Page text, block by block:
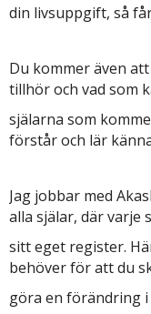
din livsuppgift, så
Du kommer även
tillhör och vad som
själarna som
förstår och lär
Jag jobbar med
alla själar, där varje
sitt eget register.
behöver för att du
göra en förändring